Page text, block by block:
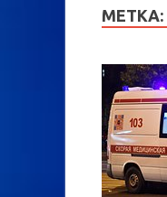
МЕТКА: